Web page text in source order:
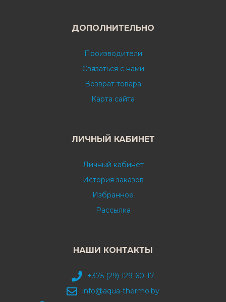
ДОПОЛНИТЕЛЬНО
Производители
Связаться с нами
Возврат товара
Карта сайта
ЛИЧНЫЙ КАБИНЕТ
Личный кабинет
История заказов
Избранное
Рассылка
НАШИ КОНТАКТЫ
+375 (29) 129-60-17
info@aqua-thermo.by